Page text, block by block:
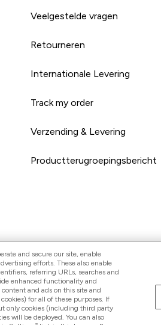
Veelgestelde vragen
Retourneren
Internationale Levering
Track my order
Verzending & Levering
Productterugroepingsbericht
and secure our site, enable
efforts. These also enable
referring URLs, searches and
enhanced functionality and
and ads on this site and
for all of these purposes. If
only cookies (including third party
will be deployed. You can also